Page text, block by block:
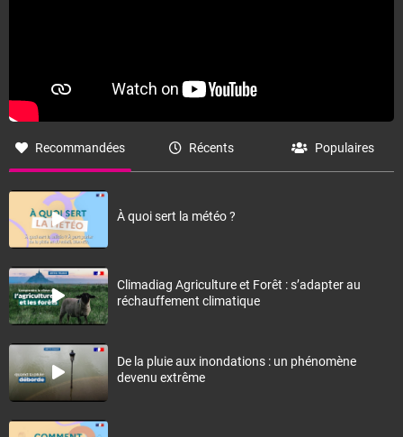
Recommandées Récents Populaires
À quoi sert la météo ?
Climadiag Agriculture et Forêt : s’adapter au
réchauffement climatique
De la pluie aux inondations : un phénomène
devenu extrême